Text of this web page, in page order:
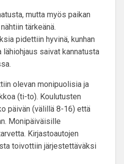
mutta myös paikan
tärkeänä.
pidettiin hyvinä, kunhan
lähiohjaus saivat kannatusta
olevan monipuolisiaja
(ti-to). Koulutusten
päivän (välillä 8-16) että
Monipäiväisille
Kirjastoautojen
toivottiin järjestettäväksi